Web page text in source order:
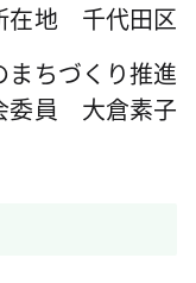
在地 千代田区
ちづくり推進
委員 大倉素子